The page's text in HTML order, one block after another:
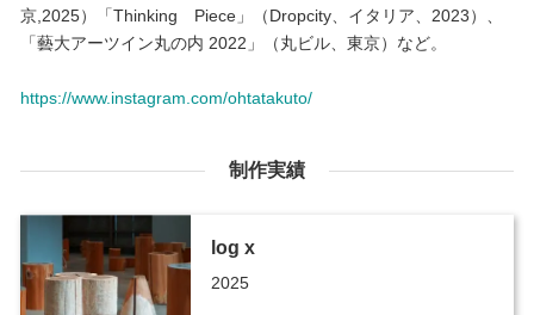
京,2025）「Thinking Piece」（Dropcity、イタリア、2023）、
「藝大アーツイン丸の内 2022」（丸ビル、東京）など。
https://www.instagram.com/ohtatakuto/
制作実績
log x
2025